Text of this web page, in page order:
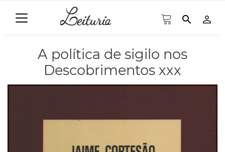
search person_outline
A política de sigilo nos
Descobrimentos xxx